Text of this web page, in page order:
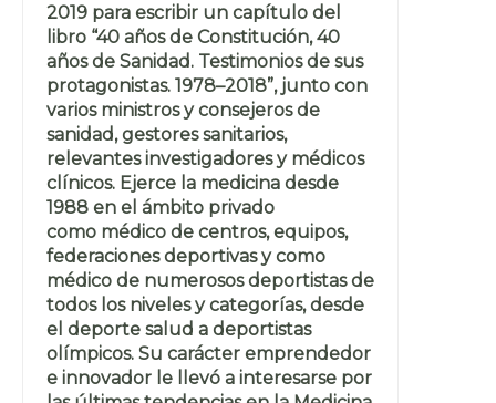
2019 para escribir un capítulo del
libro “40 años de Constitución, 40
años de Sanidad. Testimonios de sus
protagonistas. 1978–2018”, junto con
varios ministros y consejeros de
sanidad, gestores sanitarios,
relevantes investigadores y médicos
clínicos. Ejerce la medicina desde
1988 en el ámbito privado
como médico de centros, equipos,
federaciones deportivas y como
médico de numerosos deportistas de
todos los niveles y categorías, desde
el deporte salud a deportistas
olímpicos. Su carácter emprendedor
e innovador le llevó a interesarse por